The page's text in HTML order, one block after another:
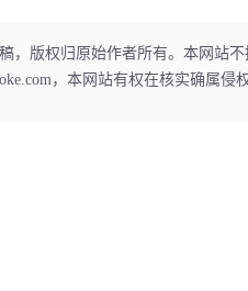
，版权归原始作者所有。本网站
，本网站有权在核实确属侵